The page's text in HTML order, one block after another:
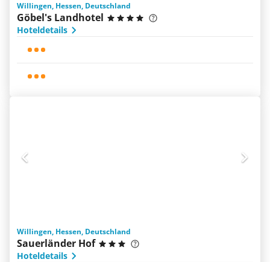
Willingen, Hessen, Deutschland
Göbel's Landhotel
Hoteldetails
Willingen, Hessen, Deutschland
Sauerländer Hof
Hoteldetails